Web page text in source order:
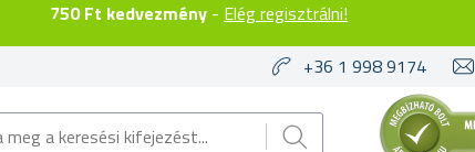
750 Ft kedvezmény - Elég regisztrálni!
+36 1 998 9174